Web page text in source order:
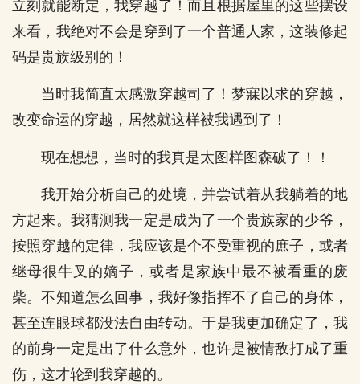
立刻就能断定，我穿越了！而且根据屋里的这些摆设
来看，我绝对不会是穿到了一个普通人家，这装修起
码是贵族级别的！
当时我简直太感激穿越司了！梦寐以求的穿越，
改变命运的穿越，居然就这样被我遇到了！
现在想想，当时的我真是太图样图森破了！！
我开始分析自己的处境，并尝试着从我躺着的地
方起来。我猜测我一定是成为了一个贵族家的少爷，
按照穿越的定律，我应该是个不受重视的庶子，或者
继母很牛叉的嫡子，或者是家族中最不被看重的废
柴。不知道怎么回事，我好像指挥不了自己的身体，
甚至连眼球都没法自由转动。于是我更加确定了，我
的前身一定是出了什么意外，也许是被情敌打成了重
伤，这才轮到我穿越的。